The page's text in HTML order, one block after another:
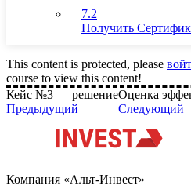
7.2
Получить
This content is protected, please
course to view this content!
Кейс №3 — решение
Предыдущий
Оценка
Следующий
Компания «Альт-Инвест»